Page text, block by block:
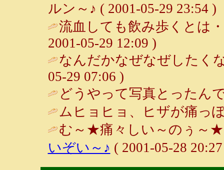
ルン～♪ ( 2001-05-29 23:54 )
流血しても飲み歩くとは
2001-05-29 12:09 )
なんだかなぜなぜしたく
05-29 07:06 )
どうやって写真とったん
ムヒョヒョ、ヒザが痛っ
む～★痛々しい～のぅ～
いぞい～♪ ( 2001-05-28